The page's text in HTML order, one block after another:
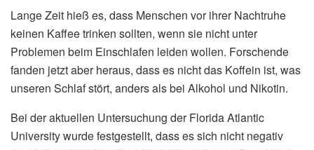
Lange Zeit hieß es, dass Menschen vor ihrer Nachtruhe
keinen Kaffee trinken sollten, wenn sie nicht unter
Problemen beim Einschlafen leiden wollen. Forschende
fanden jetzt aber heraus, dass es nicht das Koffein ist, was
unseren Schlaf stört, anders als bei Alkohol und Nikotin.
Bei der aktuellen Untersuchung der Florida Atlantic
University wurde festgestellt, dass es sich nicht negativ